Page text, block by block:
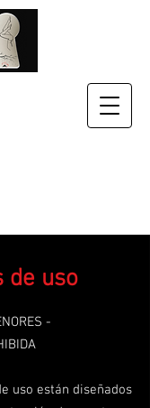
de uso
-
uso están diseñados